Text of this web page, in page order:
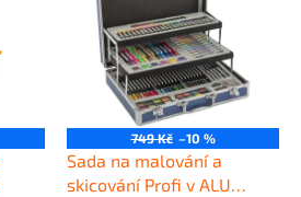
749 Kč –10 %
Sada na malování a
skicování Profi v ALU